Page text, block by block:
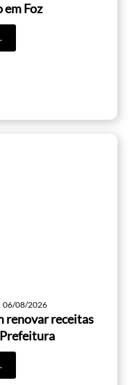
Foz
06/08/2026
renovar receitas